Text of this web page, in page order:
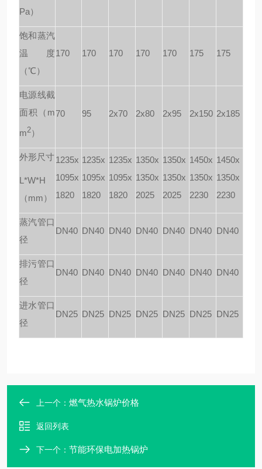
Pa）
饱和蒸汽
温度
（℃）
170 170 170 170 170 175 175
电源线截
面积（m
m2）
70 95 2x70 2x80 2x95 2x150 2x185
外形尺寸
L*W*H
（mm）
1235x
1095x
1820
1235x
1095x
1820
1235x
1095x
1820
1350x
1350x
2025
1350x
1350x
2025
1450x
1350x
2230
1450x
1350x
2230
蒸汽管口
径
DN40 DN40 DN40 DN40 DN40 DN40 DN40
排污管口
径
DN40 DN40 DN40 DN40 DN40 DN40 DN40
进水管口
径
DN25 DN25 DN25 DN25 DN25 DN25 DN25
上一个： 燃气热水锅炉价格
返回列表
下一个： 节能环保电加热锅炉